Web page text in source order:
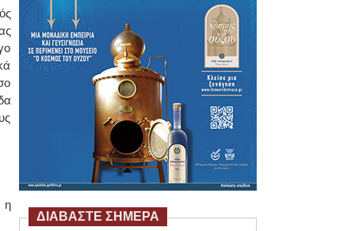
η
ΔΙΑΒΑΣΤΕ ΣΗΜΕΡΑ